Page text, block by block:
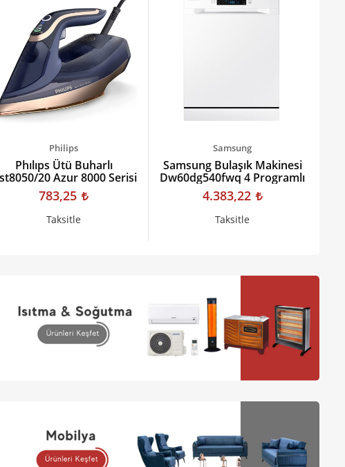
Philips
Phılıps Ütü Buharlı
20 Azur 8000 Serisi
783,25
Taksitle
Samsung
Samsung Bulaşık Makinesi
Dw60dg540fwq 4 Programlı
4.383,22
Taksitle